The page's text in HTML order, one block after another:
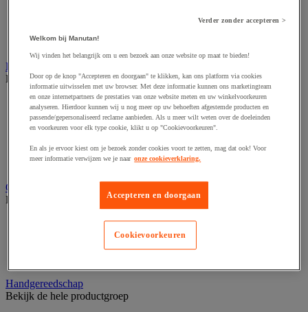
Accessoires voor zaag
Elektrische toebehoren en verlichting
Bekijk de hele productgroep
Accessoires voor elektrisch schakelpaneel
Batterij, oplader en kabel
Elektrische kabel
Verlengsnoer, stekkerdoos en kapelhaspel
Wandcontactdoos en schakelaar
Gereedschap opbergen
Bekijk de hele productgroep
Assortimentsdoos en gereedschapkoffer
Gereedschapskist en opbergtas
Gereedschapskoffer en versterkte kist
Handgereedschap
Bekijk de hele productgroep
Verder zonder accepteren >
Welkom bij Manutan!
Wij vinden het belangrijk om u een bezoek aan onze website op maat te bieden!
Door op de knop "Accepteren en doorgaan" te klikken, kan ons platform via cookies
informatie uitwisselen met uw browser. Met deze informatie kunnen ons marketingteam
en onze internetpartners de prestaties van onze website meten en uw winkelvoorkeuren
analyseren. Hierdoor kunnen wij u nog meer op uw behoeften afgestemde producten en
passende/gepersonaliseerd reclame aanbieden. Als u meer wilt weten over de doeleinden
en voorkeuren voor elk type cookie, klikt u op "Cookievoorkeuren".
En als je ervoor kiest om je bezoek zonder cookies voort te zetten, mag dat ook! Voor
meer informatie verwijzen we je naar onze cookieverklaring.
Accepteren en doorgaan
Cookievoorkeuren